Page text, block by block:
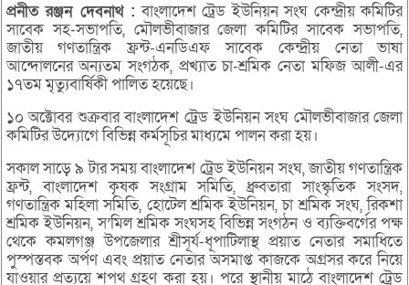
প্রনীতরঞ্জন দেবনাথ : বাংলাদেশ ট্রেড ইউনিয়ন সংঘ কেন্দ্রীয় কমিটির
সাবেক সহ-সভাপতি, মৌলভীবাজার জেলা কমিটির সাবেক সভাপতি,
জাতীয় গণতান্ত্রিক ফ্রন্ট-এনডিএফ সাবেক কেন্দ্রীয় নেতা ভাষা
আন্দোলনের অন্যতম সংগঠক, প্রখ্যাত চা-শ্রমিক নেতা মফিজ আলী-এর
১৭তম মৃত্যুবার্ষিকী পালিত হয়েছে।
১০ অক্টোবর শুক্রবার বাংলাদেশ ট্রেড ইউনিয়ন সংঘ মৌলভীবাজার জেলা
কমিটির উদ্যোগে বিভিন্ন কর্মসূচির মাধ্যমে পালন করা হয়।
সকাল সাড়ে ৯ টার সময় বাংলাদেশ ট্রেড ইউনিয়ন সংঘ, জাতীয় গণতান্ত্রিক
ফ্রন্ট, বাংলাদেশ কৃষক সংগ্রাম সমিতি, ধ্রুবতারা সাংস্কৃতিক সংসদ,
গণতান্ত্রিক মহিলা সমিতি, হোটেল শ্রমিক ইউনিয়ন, চা শ্রমিক সংঘ, রিকশা
শ্রমিক ইউনিয়ন, স’মিল শ্রমিক সংঘসহ বিভিন্ন সংগঠন ও ব্যক্তিবর্গের পক্ষ
থেকে কমলগঞ্জ উপজেলার শ্রীসূর্য-ধূপাটিলাস্থ প্রয়াত নেতার সমাধিতে
পুস্পস্তবক অর্পণ এবং প্রয়াত নেতার অসমাপ্ত কাজকে অগ্রসর করে নিয়ে
যাওয়ার প্রত্যয়ে শপথ গ্রহণ করা হয়। পরে স্থানীয় মাঠে বাংলাদেশ ট্রেড